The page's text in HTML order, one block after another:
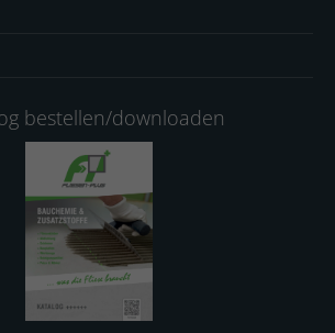
bestellen/downloaden